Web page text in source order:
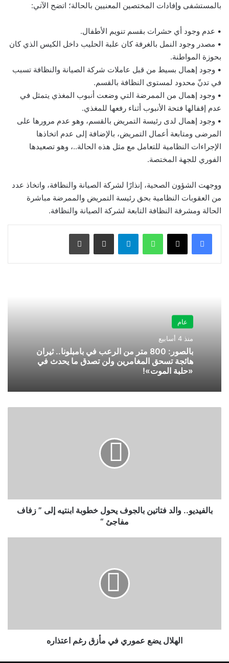
بالمستشفى وإفادات المختصين المعنيين بالحالة؛ اتضح الآتي:
• عدم وجود أي حشرات بقسم تنويم الأطفال.
• مصدر وجود النمل بالغرفة كان علبة الحليب داخل الكيس الذي كان
بحوزة المواطنة.
• وجود إهمال بسيط من قبل عاملات شركة الصيانة والنظافة تسبب
في تدنّ محدود لمستوى النظافة بالقسم.
• وجود إهمال من الممرضة التي وضعت أنبوب المغذي يتمثل في
عدم إقفالها فتحة الأنبوب أثناء رفعها للمغذي.
• وجود إهمال لدى رئيسة التمريض بالقسم، وهو عدم مرورها على
المرضى ومتابعة أعمال التمريض، بالإضافة إلى عدم اتخاذها
الإجراءات النظامية للتعامل مع مثل هذه الحالة..، وهو تصعيدها
الفوري للجهة المختصة.
ووجهت الشؤون الصحية، إنذارًا لشركة الصيانة والنظافة، واتخاذ عدد
من العقوبات النظامية بحق رئيسة التمريض والممرضة مباشرة
الحالة ومشرفة النظافة التابعة لشركة الصيانة والنظافة.
واتساب تيلقرام مشاركة عبر البريد طباعة
عام
منذ 4 أسابيع
بالصور: 800 متر من الرعب في بامبلونا.. ثيران
هائجة تسحق المغامرين ولن تصدق ما يحدث في
«حلبة الموت»!
”
زفافبالفيديو.. والد فتاتين بالجوف يحول خطوبة ابنتيه إلى ” زفاف
مفاجئ “
الهلال يضع عموري في مأزق رغم اعتذاره